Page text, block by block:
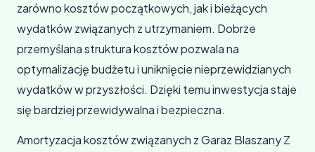
zarówno kosztów początkowych, jak i bieżących
wydatków związanych z utrzymaniem. Dobrze
przemyślana struktura kosztów pozwala na
optymalizację budżetu i uniknięcie nieprzewidzianych
wydatków w przyszłości. Dzięki temu inwestycja staje
się bardziej przewidywalna i bezpieczna.
Amortyzacja kosztów związanych z Garaz Blaszany Z